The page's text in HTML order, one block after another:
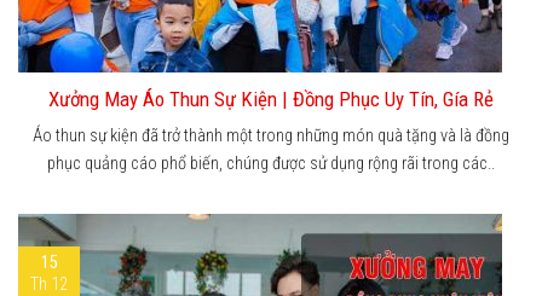
Xưởng May Áo Thun Sự Kiện | Đồng Phục Uy Tín, Gía Rẻ
Áo thun sự kiện đã trở thành một trong những món quà tặng và là đồng
phục quảng cáo phổ biến, chúng được sử dụng rộng rãi trong các..
15
Th 12